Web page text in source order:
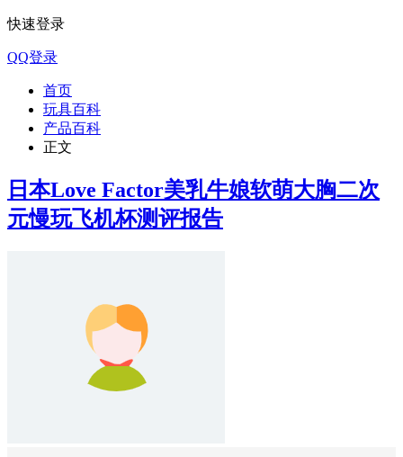
快速登录
QQ登录
首页
玩具百科
产品百科
正文
日本Love Factor美乳牛娘软萌大胸二次
元慢玩飞机杯测评报告